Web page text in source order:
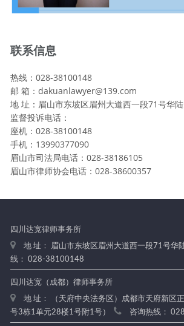
联系信息
热线：028-38100148
邮 箱：dakuanlawyer@139.com
地 址：眉山市东坡区眉州大道西一段71号华
监督投诉电话：
座机：028-38100148
手机：13990377090
眉山市司法局电话：028-38186105
眉山市律师协会电话：028-38600357
四川达宽律师事务所
地 址： 眉山市东坡区眉州大道西一段71号华
线： 028-38100148
四川达宽（成都）律师事务所
地 址： （天府中央法务区）成都市天府新区
号3栋1单元28楼1号附1号）
咨询热线：